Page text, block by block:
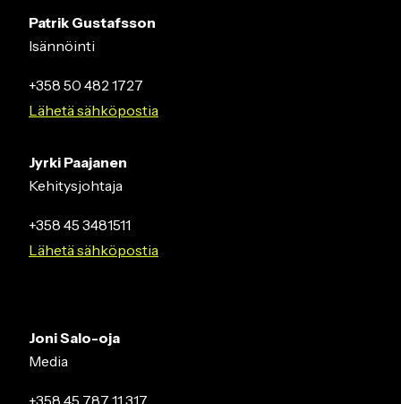
Patrik Gustafsson
Isännöinti
+358 50 482 1727
Lähetä sähköpostia
Jyrki Paajanen
Kehitysjohtaja
+358 45 3481511
Lähetä sähköpostia
Joni Salo-oja
Media
+358 45 787 11 317